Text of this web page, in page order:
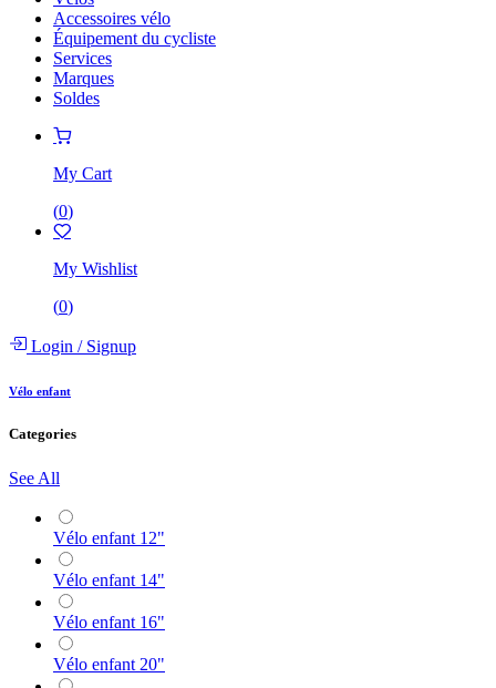
Accessoires vélo
Équipement du cycliste
Services
Marques
Soldes
My Cart
(0)
My Wishlist
(0)
Login /Signup
Vélo enfant
Categories
See All
Vélo enfant 12"
Vélo enfant 14"
Vélo enfant 16"
Vélo enfant 20"